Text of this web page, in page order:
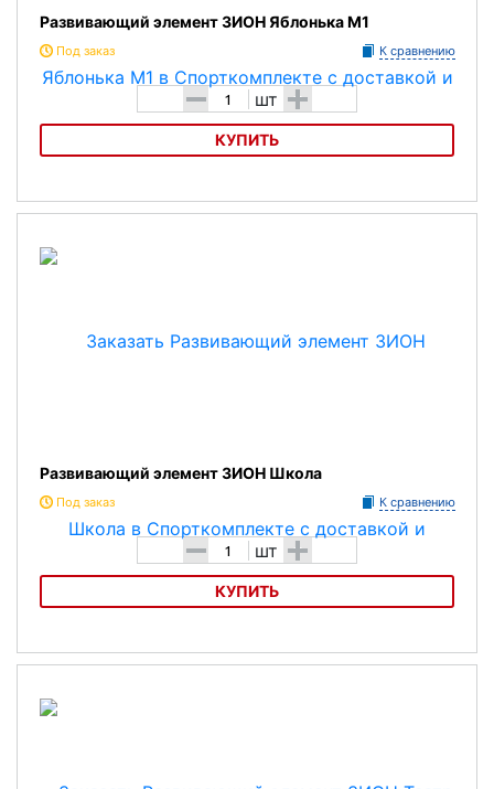
Развивающий элемент ЗИОН Яблонька М1
Под заказ К сравнению
- шт +
КУПИТЬ
Развивающий элемент ЗИОН Яблонька М1
Развивающий элемент ЗИОН Школа
Под заказ К сравнению
- шт +
КУПИТЬ
Развивающий элемент ЗИОН Школа